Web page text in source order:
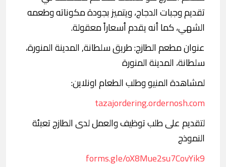
تقديم وجبات الدجاج، ويتميز بجودة مكوناته وطعمه
الشهي، كما أنه يقدم أسعاراً معقولة.
عنوان مطعم الطازج: طريق سلطانة, المدينة المنورة،
سلطانة، المدينة المنورة
لمشاهدة المنيو وطلب الطعام اونلاين:
tazajordering.ordernosh.com
لتقديم على طلب توظيف والعمل لدى الطازج تعبئة
النموذج
forms.gle/oX8Mue2su7CovYik9